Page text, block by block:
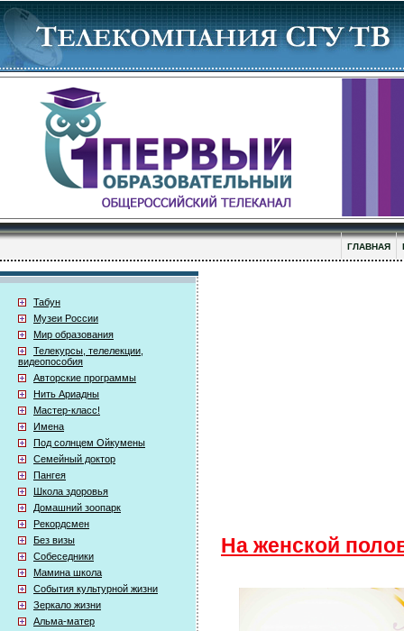
ГЛАВНАЯ
Табун
Музеи России
Мир образования
Телекурсы, телелекции,
видеопособия
Авторские программы
Нить Ариадны
Мастер-класс!
Имена
Под солнцем Ойкумены
Семейный доктор
Пангея
Школа здоровья
Домашний зоопарк
Рекордсмен
Без визы
Собеседники
Мамина школа
События культурной жизни
Зеркало жизни
Альма-матер
На женской